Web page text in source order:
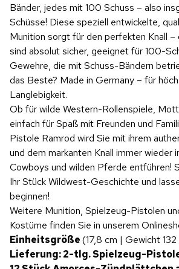
Bänder, jedes mit 100 Schuss – also
Schüsse! Diese speziell entwickelte,
Munition sorgt für den perfekten Knall –
sind absolut sicher, geeignet für 100-
Gewehre, die mit Schuss-Bändern
das Beste? Made in Germany – für
Langlebigkeit.
Ob für wilde Western-Rollenspiele,
einfach für Spaß mit Freunden und
Pistole Ramrod wird Sie mit ihrem
und dem markanten Knall immer wieder
Cowboys und wilden Pferde entführen!
Ihr Stück Wildwest-Geschichte und
beginnen!
Weitere Munition, Spielzeug-Pistolen
Kostüme finden Sie in unserem
Einheitsgröße(17,8 cm | Gewicht 132
Lieferung: 2-tlg. Spielzeug-